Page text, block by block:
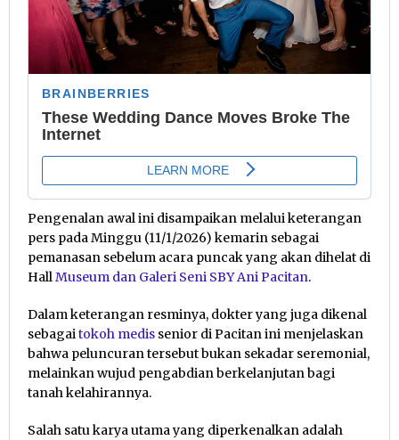
Pengenalan awal ini disampaikan melalui keterangan
pers pada Minggu (11/1/2026) kemarin sebagai
pemanasan sebelum acara puncak yang akan dihelat di
HallMuseum dan Galeri Seni SBY Ani Pacitan.
Dalam keterangan resminya, dokter yang juga dikenal
sebagaitokoh medis senior di Pacitan ini menjelaskan
bahwa peluncuran tersebut bukan sekadar seremonial,
melainkan wujud pengabdian berkelanjutan bagi
tanah kelahirannya.
Salah satu karya utama yang diperkenalkan adalah